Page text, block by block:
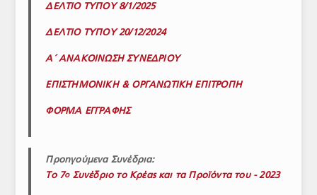
ΔΕΛΤΙΟ ΤΥΠΟΥ 8/1/2025
ΔΕΛΤΙΟ ΤΥΠΟΥ 20/12/2024
Α΄ ΑΝΑΚΟΙΝΩΣΗ ΣΥΝΕΔΡΙΟΥ
ΕΠΙΣΤΗΜΟΝΙΚΗ & ΟΡΓΑΝΩΤΙΚΗ ΕΠΙΤΡΟΠΗ
ΦΟΡΜΑ ΕΓΓΡΑΦΗΣ
Προηγούμενα Συνέδρια:
Το 7οΣυνέδριο το Κρέας και τα Προϊόντα του - 2023